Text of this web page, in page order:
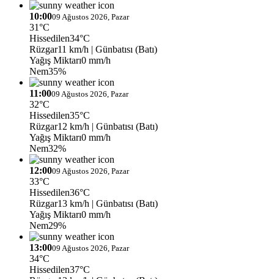
10:0009 Ağustos 2026, Pazar
31°C
Hissedilen34°C
Rüzgar11 km/h | Günbatısı (Batı)
Yağış Miktarı0 mm/h
Nem35%
11:0009 Ağustos 2026, Pazar
32°C
Hissedilen35°C
Rüzgar12 km/h | Günbatısı (Batı)
Yağış Miktarı0 mm/h
Nem32%
12:0009 Ağustos 2026, Pazar
33°C
Hissedilen36°C
Rüzgar13 km/h | Günbatısı (Batı)
Yağış Miktarı0 mm/h
Nem29%
13:0009 Ağustos 2026, Pazar
34°C
Hissedilen37°C